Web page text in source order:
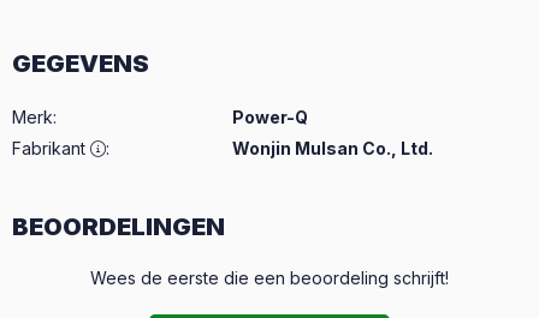
GEGEVENS
Merk:
Power-Q
Fabrikant
: Wonjin Mulsan Co., Ltd.
BEOORDELINGEN
Wees de eerste die een beoordeling schrijft!